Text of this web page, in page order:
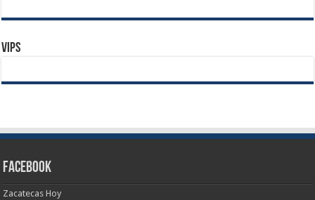
Vips
Facebook
Zacatecas Hoy